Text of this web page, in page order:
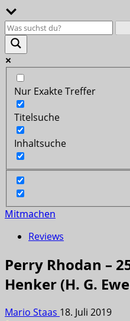
Nur Exakte Treffer
Titelsuche
Inhaltsuche
Mitmachen
Reviews
Perry Rhodan –
Henker (H. G.
Mario Staas 18. Juli 2019